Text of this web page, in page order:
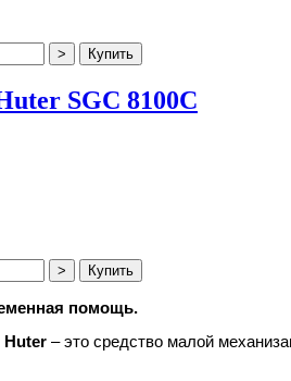
SGC 8100C
помощь.
Huter – это средство малой